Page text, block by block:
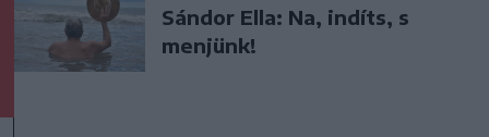
Sándor Ella: Na, indíts, s
menjünk!